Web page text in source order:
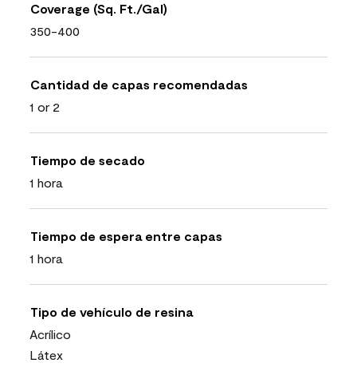
Coverage (Sq. Ft./Gal)
350-400
Cantidad de capas recomendadas
1 or 2
Tiempo de secado
1 hora
Tiempo de espera entre capas
1 hora
Tipo de vehículo de resina
Acrílico
Látex